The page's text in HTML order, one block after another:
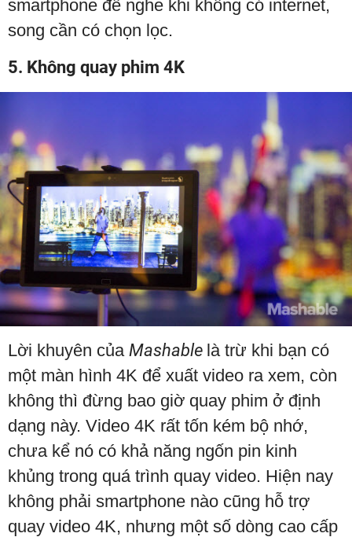
smartphone để nghe khi không có internet,
song cần có chọn lọc.
5. Không quay phim 4K
Lời khuyên của Mashable là trừ khi bạn có
một màn hình 4K để xuất video ra xem, còn
không thì đừng bao giờ quay phim ở định
dạng này. Video 4K rất tốn kém bộ nhớ,
chưa kể nó có khả năng ngốn pin kinh
khủng trong quá trình quay video. Hiện nay
không phải smartphone nào cũng hỗ trợ
quay video 4K, nhưng một số dòng cao cấp